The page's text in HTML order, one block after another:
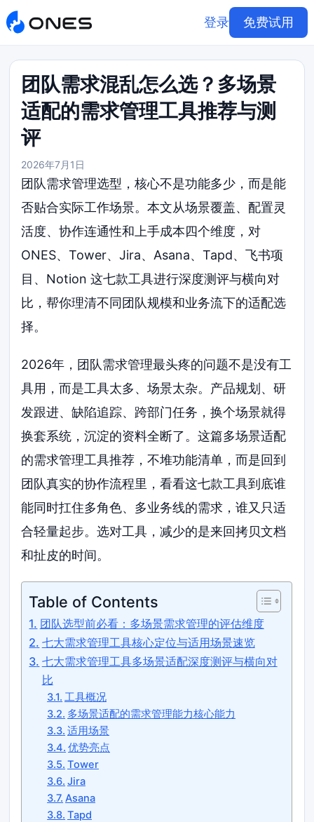
登录 免费试用
团队需求混乱怎么选？多场景
适配的需求管理工具推荐与测
评
2026年7月1日
团队需求管理选型，核心不是功能多少，而是能
否贴合实际工作场景。本文从场景覆盖、配置灵
活度、协作连通性和上手成本四个维度，对
ONES、Tower、Jira、Asana、Tapd、飞书项
目、Notion 这七款工具进行深度测评与横向对
比，帮你理清不同团队规模和业务流下的适配选
择。
2026年，团队需求管理最头疼的问题不是没有工
具用，而是工具太多、场景太杂。产品规划、研
发跟进、缺陷追踪、跨部门任务，换个场景就得
换套系统，沉淀的资料全断了。这篇多场景适配
的需求管理工具推荐，不堆功能清单，而是回到
团队真实的协作流程里，看看这七款工具到底谁
能同时扛住多角色、多业务线的需求，谁又只适
合轻量起步。选对工具，减少的是来回拷贝文档
和扯皮的时间。
Table of Contents
团队选型前必看：多场景需求管理的评估维度
七大需求管理工具核心定位与适用场景速览
七大需求管理工具多场景适配深度测评与横向对
比
工具概况
多场景适配的需求管理能力核心能力
适用场景
优势亮点
Tower
Jira
Asana
Tapd